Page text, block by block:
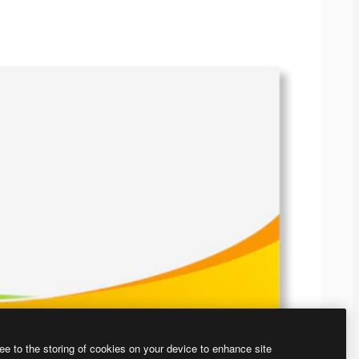
to the storing of cookies on your device to enhance site